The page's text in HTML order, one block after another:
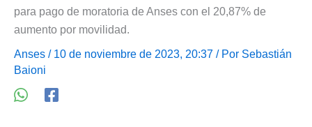
para pago de moratoria de Anses con el 20,87% de
aumento por movilidad.
Anses / 10 de noviembre de 2023, 20:37 / Por Sebastián
Baioni